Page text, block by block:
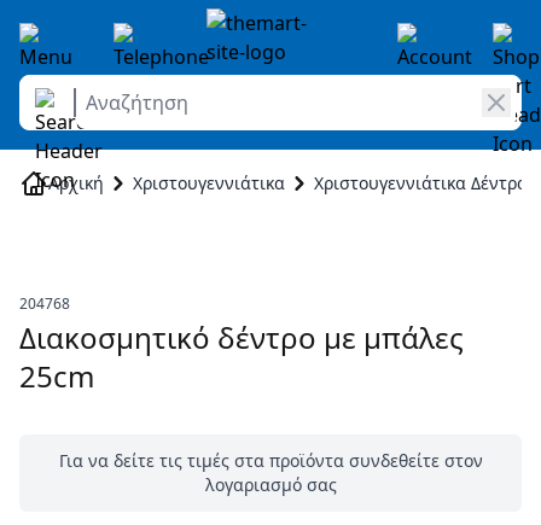
Skip to Content
Αναζήτηση
Αρχική Χριστουγεννιάτικα Χριστουγεννιάτικα Δέντρα
204768
Διακοσμητικό δέντρο με μπάλες
25cm
Για να δείτε τις τιμές στα προϊόντα συνδεθείτε στον
λογαριασμό σας